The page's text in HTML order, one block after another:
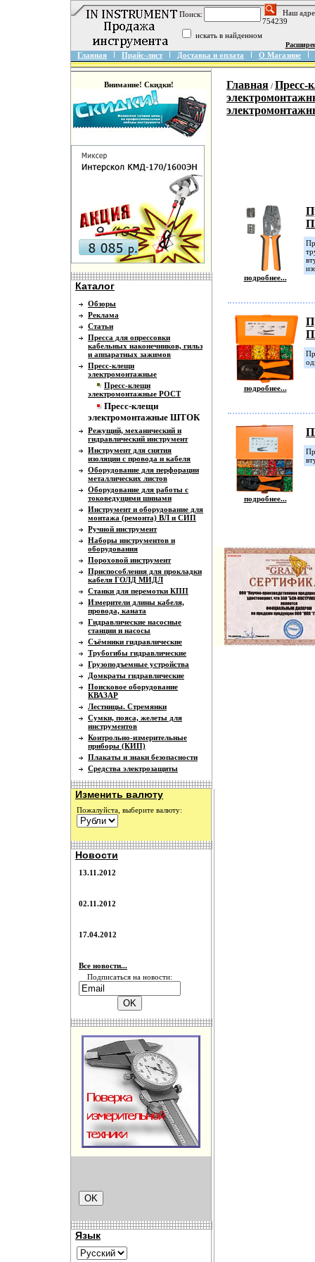
Поиск:
Наш
754239
искать в найденном
Главная Прайс-лист Доставка и оплата О Магазине
Внимание! Скидки!
Каталог
Обзоры
Реклама
Статьи
Пресса для опрессовки
кабельных наконечников, гильз
и аппаратных зажимов
Пресс-клещи
электромонтажные
Пресс-клещи
электромонтажные РОСТ
Пресс-клещи
электромонтажные ШТОК
Режущий, механический и
гидравлический инструмент
Инструмент для снятия
изоляции с провода и кабеля
Оборудование для перфорации
металлических листов
Оборудование для работы с
токоведущими шинами
Инструмент и оборудование для
монтажа (ремонта) ВЛ и СИП
Ручной инструмент
Наборы инструментов и
оборудования
Пороховой инструмент
Приспособления для прокладки
кабеля ГОЛД МИДЛ
Станки для перемотки КПП
Измерители длины кабеля,
провода, каната
Гидравлические насосные
станции и насосы
Съёмники гидравлические
Трубогибы гидравлические
Грузоподъемные устройства
Домкраты гидравлические
Поисковое оборудование
КВАЗАР
Лестницы. Стремянки
Сумки, пояса, желеты для
инструментов
Контрольно-измерительные
приборы (КИП)
Плакаты и знаки безопасности
Средства электрозащиты
Изменить валюту
Пожалуйста, выберите валюту:
Новости
13.11.2012
02.11.2012
17.04.2012
Все новости...
Подписаться на новости:
Язык
Главная / Пресс-
подробнее...
подробнее...
подробнее...